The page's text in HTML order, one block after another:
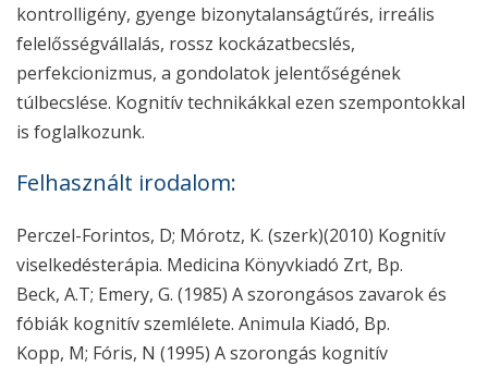
kontrolligény, gyenge bizonytalanságtűrés, irreális
felelősségvállalás, rossz kockázatbecslés,
perfekcionizmus, a gondolatok jelentőségének
túlbecslése. Kognitív technikákkal ezen szempontokkal
is foglalkozunk.
Felhasznált irodalom:
Perczel-Forintos, D; Mórotz, K. (szerk)(2010) Kognitív
viselkedésterápia. Medicina Könyvkiadó Zrt, Bp.
Beck, A.T; Emery, G. (1985) A szorongásos zavarok és
fóbiák kognitív szemlélete. Animula Kiadó, Bp.
Kopp, M; Fóris, N (1995) A szorongás kognitív